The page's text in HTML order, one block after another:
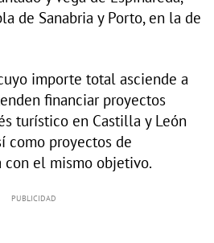
de Sanabria y Porto, en la de
importe total asciende a
financiar proyectos
turístico en Castilla y León
como proyectos de
el mismo objetivo.